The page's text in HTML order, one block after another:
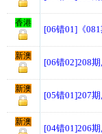
香港
[06错01]《
新澳
[06错02]208
新澳
[05错01]207
新澳
[04错01]206